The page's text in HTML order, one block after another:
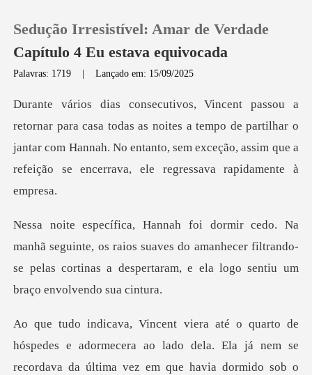
0
Sair
Baixar App
Sedução Irresistível: Amar de Verdade
Capítulo 4 Eu estava equivocada
Palavras: 1719 |Lançado em: 15/09/2025
as noites a tempo de partilhar o
jantar com Hannah. No entanto, sem exceçã
te, os raios suaves do amanhecer filtrando-
se pelas cortinas a
des e adormecera ao lado dela. Ela já nem se
recordava da